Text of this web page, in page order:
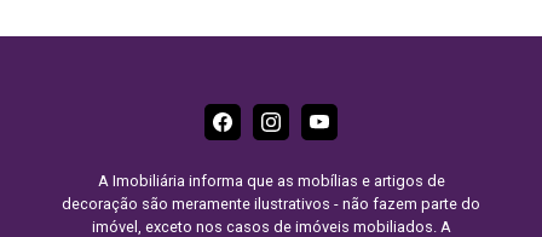
A Imobiliária informa que as mobílias e artigos de
decoração são meramente ilustrativos - não fazem parte do
imóvel, exceto nos casos de imóveis mobiliados. A